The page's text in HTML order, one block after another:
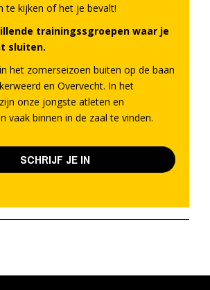
te kijken of het je bevalt!
trainingssgroepen waar je
sluiten.
het zomerseizoen buiten op de baan
en Overvecht. In het
onze jongste atleten en
vaak binnen in de zaal te vinden.
SCHRIJF JE IN